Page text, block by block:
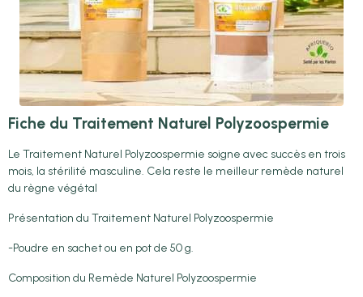
Fiche du Traitement Naturel Polyzoospermie
Le Traitement Naturel Polyzoospermie soigne avec succès en trois
mois, la stérilité masculine. Cela reste le meilleur remède naturel
du règne végétal
Présentation du Traitement Naturel Polyzoospermie
-Poudre en sachet ou en pot de 50 g.
Composition du Remède Naturel Polyzoospermie